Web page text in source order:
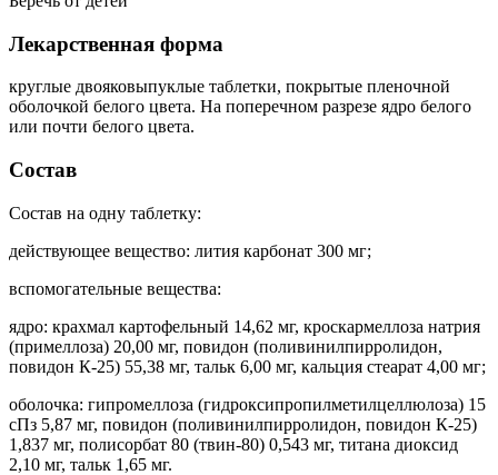
Лекарственная форма
круглые двояковыпуклые таблетки, покрытые пленочной
оболочкой белого цвета. На поперечном разрезе ядро белого
или почти белого цвета.
Состав
Состав на одну таблетку:
действующее вещество: лития карбонат 300 мг;
вспомогательные вещества:
ядро: крахмал картофельный 14,62 мг, кроскармеллоза натрия
(примеллоза) 20,00 мг, повидон (поливинилпирролидон,
повидон К-25) 55,38 мг, тальк 6,00 мг, кальция стеарат 4,00 мг;
оболочка: гипромеллоза (гидроксипропилметилцеллюлоза) 15
сПз 5,87 мг, повидон (поливинилпирролидон, повидон К-25)
1,837 мг, полисорбат 80 (твин-80) 0,543 мг, титана диоксид
2,10 мг, тальк 1,65 мг.